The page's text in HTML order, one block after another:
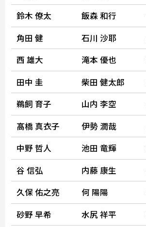
鈴木 僚太
飯森 和行
角田 健
石川 沙耶
西 雄大
滝本 優也
田中 圭
柴田 健太郎
鵜飼 育子
山内 李空
髙橋 真衣子
伊勢 潤哉
中野 哲人
池田 竜輝
谷 信弘
内藤 康生
久保 佑之亮
何 陽陽
砂野 早希
水尻 祥平